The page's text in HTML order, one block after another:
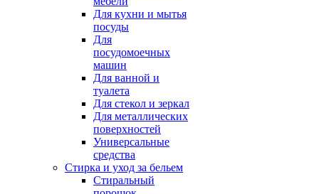
Для кухни и мытья
посуды
Для
посудомоечных
машин
Для ванной и
туалета
Для стекол и зеркал
Для металлических
поверхностей
Универсальные
средства
Стирка и уход за бельем
Стиральный